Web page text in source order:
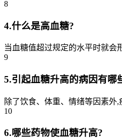
8
4.什么是高血糖?
当血糖值超过规定的水平时就会
9
5.引起血糖升高的病因有哪
除了饮食、体重、情绪等因素外
10
6.哪些药物使血糖升高?